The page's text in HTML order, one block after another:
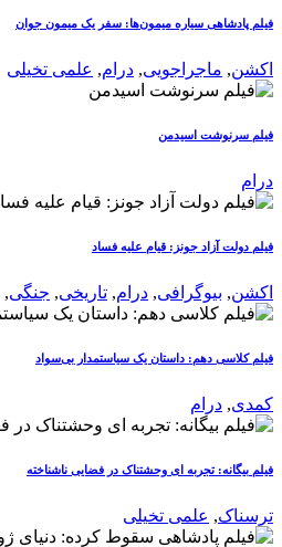
فیلم پادشاهی سیاره میمون‌ها: سفر یک میمون جوان
اکشن, ماجراجویی, درام, علمی تخیلی
فیلم سرنوشت اسیدمن
درام
فیلم دولت آزاد جونز: قیام علیه فساد
اکشن, بیوگرافی, درام, تاریخی, جنگی,
فیلم کلاسی دهم: داستان یک سیاستمدار بی‌سواد
کمدی, درام
فیلم بیگانه: تجربه ای وحشتناک در فضایی ناشناخته
ترسناک, علمی تخیلی